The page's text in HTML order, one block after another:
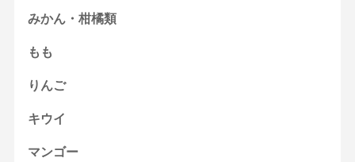
みかん・柑橘類
もも
りんご
キウイ
マンゴー